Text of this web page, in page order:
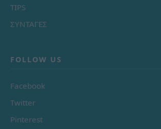
TIPS
ΣΥΝΤΑΓΕΣ
FOLLOW US
Facebook
Twitter
Pinterest